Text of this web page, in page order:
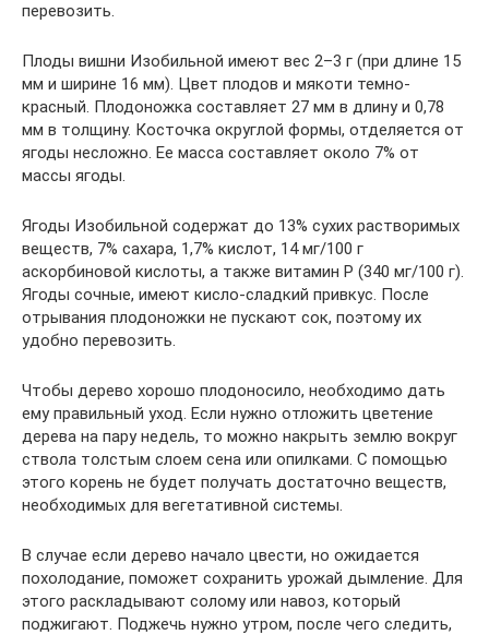
перевозить.
Плоды вишни Изобильной имеют вес 2–3 г (при длине 15
мм и ширине 16 мм). Цвет плодов и мякоти темно-
красный. Плодоножка составляет 27 мм в длину и 0,78
мм в толщину. Косточка округлой формы, отделяется от
ягоды несложно. Ее масса составляет около 7% от
массы ягоды.
Ягоды Изобильной содержат до 13% сухих растворимых
веществ, 7% сахара, 1,7% кислот, 14 мг/100 г
аскорбиновой кислоты, а также витамин Р (340 мг/100 г).
Ягоды сочные, имеют кисло-сладкий привкус. После
отрывания плодоножки не пускают сок, поэтому их
удобно перевозить.
Чтобы дерево хорошо плодоносило, необходимо дать
ему правильный уход. Если нужно отложить цветение
дерева на пару недель, то можно накрыть землю вокруг
ствола толстым слоем сена или опилками. С помощью
этого корень не будет получать достаточно веществ,
необходимых для вегетативной системы.
В случае если дерево начало цвести, но ожидается
похолодание, поможет сохранить урожай дымление. Для
этого раскладывают солому или навоз, который
поджигают. Поджечь нужно утром, после чего следить,